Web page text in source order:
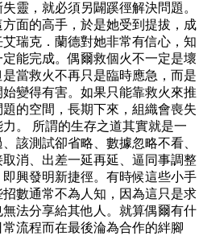
靈，就必須另闢蹊徑解決問題。
面的高手，於是她受到提拔，成
瑞克．蘭德對她非常有信心，知
能完成。偶爾救個火不一定是壞
當救火不再只是臨時應急，而是
變得有害。如果只能靠救火來推
的空間，長期下來，組織會喪失
。 所謂的生存之道其實就是一
該測試卻省略、數據忽略不看、
消、出差一延再延、逼同事調整
興發明新捷徑。有時候這些小手
數通常不為人知，因為這只是求
法分享給其他人。就算偶爾有什
流程而在最後淪為合作的絆腳